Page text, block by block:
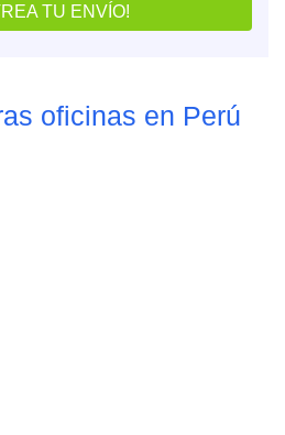
TU ENVÍO!
oficinas en Perú